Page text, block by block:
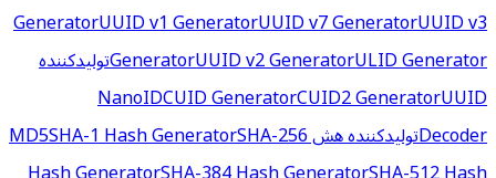
GeneratorUUID v1 GeneratorUUID v7 GeneratorUUID v3
GeneratorUUID v2 GeneratorULID Generator
تولیدکننده
NanoIDCUID GeneratorCUID2 GeneratorUUID
Decoderتولیدکننده هش MD5 SHA-1 Hash GeneratorSHA-256